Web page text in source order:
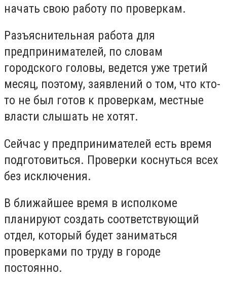
начать свою работу по проверкам.
Разъяснительная работа для
предпринимателей, по словам
городского головы, ведется уже третий
месяц, поэтому, заявлений о том, что кто-
то не был готов к проверкам, местные
власти слышать не хотят.
Сейчас у предпринимателей есть время
подготовиться. Проверки коснуться всех
без исключения.
В ближайшее время в исполкоме
планируют создать соответствующий
отдел, который будет заниматься
проверками по труду в городе
постоянно.